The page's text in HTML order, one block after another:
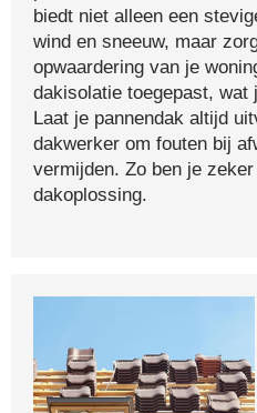
biedt niet alleen een
wind en sneeuw, maar
opwaardering van je
dakisolatie toegepast, wat
Laat je pannendak altijd
dakwerker om fouten bij
vermijden. Zo ben je
dakoplossing.